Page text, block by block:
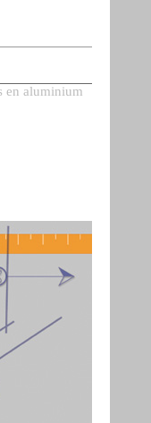
en aluminium